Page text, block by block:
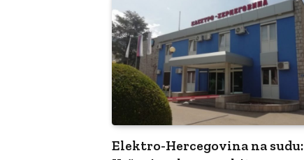
Elektro-Hercegovina na sudu: